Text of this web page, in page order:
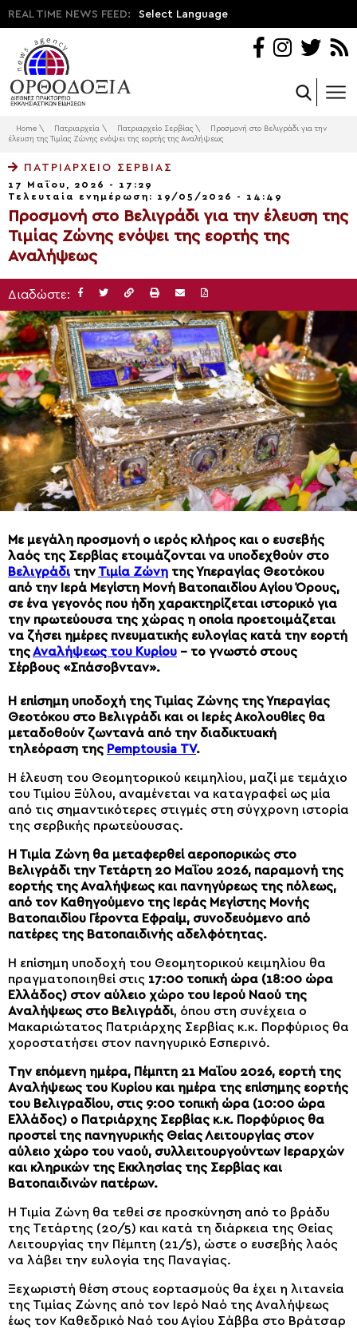
REAL TIME NEWS FEED: Select Language
Home \ Πατριαρχεία \ Πατριαρχείο Σερβίας \
Προσμονή στο Βελιγράδι για την
έλευση της Τιμίας Ζώνης ενόψει της εορτής της Αναλήψεως
ΠΑΤΡΙΑΡΧΕΊΟ ΣΕΡΒΊΑΣ
17 Μαΐου, 2026 - 17:29
Τελευταία ενημέρωση: 19/05/2026 - 14:49
Προσμονή στο Βελιγράδι για την έλευση της
Τιμίας Ζώνης ενόψει της εορτής της
Αναλήψεως
Διαδώστε:
Με μεγάλη προσμονή ο ιερός κλήρος και ο ευσεβής
λαός της Σερβίας ετοιμάζονται να υποδεχθούν στο
Βελιγράδι τηνΤιμία Ζώνη της Υπεραγίας Θεοτόκου
από την Ιερά Μεγίστη Μονή Βατοπαιδίου Αγίου Όρους,
σε ένα γεγονός που ήδη χαρακτηρίζεται ιστορικό για
την πρωτεύουσα της χώρας η οποία προετοιμάζεται
να ζήσει ημέρες πνευματικής ευλογίας κατά την εορτή
τηςΑναλήψεως του Κυρίου – το γνωστό στους
Σέρβους «Σπάσοβνταν».
Η επίσημη υποδοχή της Τιμίας Ζώνης της Υπεραγίας
Θεοτόκου στο Βελιγράδι και οι Ιερές Ακολουθίες θα
μεταδοθούν ζωντανά από την διαδικτυακή
τηλεόραση της Pemptousia ΤV.
Η έλευση του Θεομητορικού κειμηλίου, μαζί με τεμάχιο
του Τιμίου Ξύλου, αναμένεται να καταγραφεί ως μία
από τις σημαντικότερες στιγμές στη σύγχρονη ιστορία
της σερβικής πρωτεύουσας.
Η Τιμία Ζώνη θα μεταφερθεί αεροπορικώς στο
Βελιγράδι την Τετάρτη 20 Μαΐου 2026, παραμονή της
εορτής της Αναλήψεως και πανηγύρεως της πόλεως,
από τον Καθηγούμενο της Ιεράς Μεγίστης Μονής
Βατοπαιδίου Γέροντα Εφραίμ, συνοδευόμενο από
πατέρες της Βατοπαιδινής αδελφότητας.
Η επίσημη υποδοχή του Θεομητορικού κειμηλίου θα
πραγματοποιηθεί στις 17:00 τοπική ώρα (18:00 ώρα
Ελλάδος) στον αύλειο χώρο του Ιερού Ναού της
Αναλήψεως στο Βελιγράδι, όπου στη συνέχεια ο
Μακαριώτατος Πατριάρχης Σερβίας κ.κ. Πορφύριος θα
χοροστατήσει στον πανηγυρικό Εσπερινό.
Την επόμενη ημέρα, Πέμπτη 21 Μαΐου 2026, εορτή της
Αναλήψεως του Κυρίου και ημέρα της επίσημης εορτής
του Βελιγραδίου, στις 9:00 τοπική ώρα (10:00 ώρα
Ελλάδος) ο Πατριάρχης Σερβίας κ.κ. Πορφύριος θα
προστεί της πανηγυρικής Θείας Λειτουργίας στον
αύλειο χώρο του ναού, συλλειτουργούντων Ιεραρχών
και κληρικών της Εκκλησίας της Σερβίας και
Βατοπαιδινών πατέρων.
Η Τιμία Ζώνη θα τεθεί σε προσκύνηση από το βράδυ
της Τετάρτης (20/5) και κατά τη διάρκεια της Θείας
Λειτουργίας την Πέμπτη (21/5), ώστε ο ευσεβής λαός
να λάβει την ευλογία της Παναγίας.
Ξεχωριστή θέση στους εορτασμούς θα έχει η λιτανεία
της Τιμίας Ζώνης από τον Ιερό Ναό της Αναλήψεως
έως τον Καθεδρικό Ναό του Αγίου Σάββα στο Βράτσαρ